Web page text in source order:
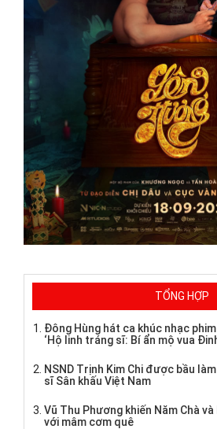
TỔNG HỢP
Đông Hùng hát ca khúc nhạc
‘Hộ linh tráng sĩ: Bí ẩn mộ vua
NSND Trịnh Kim Chi được bầu
sĩ Sân khấu Việt Nam
Vũ Thu Phương khiến Năm Chà
với mâm cơm quê